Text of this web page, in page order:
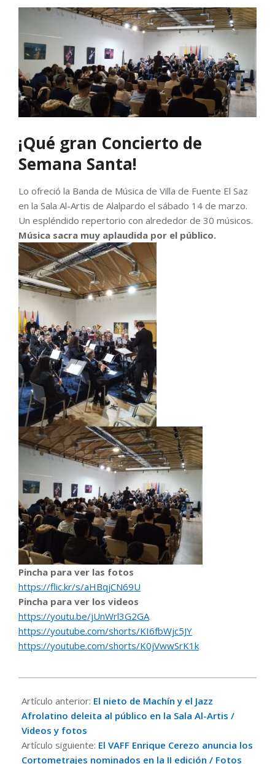
¡Qué gran Concierto de
Semana Santa!
Lo ofreció la Banda de Música de Villa de Fuente El Saz
en la Sala Al-Artis de Alalpardo el sábado 14 de marzo.
Un espléndido repertorio con alrededor de 30 músicos.
Música sacra muy aplaudida por el público.
Pincha para ver las fotos
https://flic.kr/s/aHBqjCN69U
Pincha para ver los videos
https://youtu.be/jUnWrl3G2GA
https://youtube.com/shorts/KI6fbWjc5JY
https://youtube.com/shorts/K0jVwwSrK1k
03-
15
Artículo anterior: El nieto de Machín y el Jazz
Afrolatino deleita al público en la Sala Al-Artis /
Videos y fotos
Artículo siguiente: El VAFF Enrique Cerezo anuncia los
Cortometrajes nominados en la II edición / Fotos